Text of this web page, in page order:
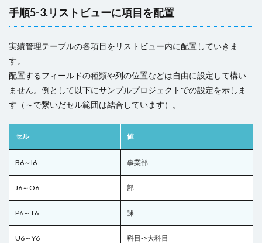
手順5-3.リストビューに項目を配置
実績管理テーブルの各項目をリストビュー内に配置していきま
す。
配置するフィールドの種類や列の位置などは自由に設定して構い
ません。例として以下にサンプルプロジェクトでの設定を示しま
す（～で繋いだセル範囲は結合しています）。
セル 値
B6～I6 事業部
J6～O6 部
P6～T6 課
U6～Y6 科目->大科目